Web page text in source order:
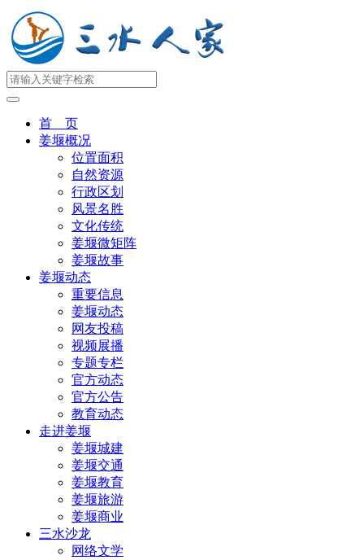
首 页
姜堰概况
位置面积
自然资源
行政区划
风景名胜
文化传统
姜堰微矩阵
姜堰故事
姜堰动态
重要信息
姜堰动态
网友投稿
视频展播
专题专栏
官方动态
官方公告
教育动态
走进姜堰
姜堰城建
姜堰交通
姜堰教育
姜堰旅游
姜堰商业
三水沙龙
网络文学